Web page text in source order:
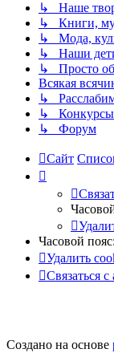
↳ Наше
↳ Книги,
↳ Мода,
↳ Наши
↳ Просто
Всякая
↳
↳ Конкурсы
↳ Форум
Сайт
Связа
Часовой пояс:
Удалить
Связаться с
Создано на основе